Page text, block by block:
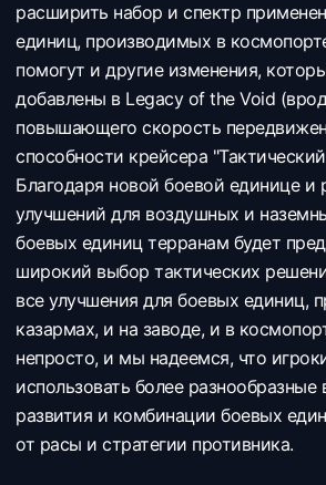
расширить набор и спектр
единиц, производимых в
помогут и другие изменения,
добавлены в Legacy of the Void
повышающего скорость
способности крейсера
Благодаря новой боевой единице и
улучшений для воздушных и
боевых единиц терранам будет
широкий выбор тактических
все улучшения для боевых единиц,
казармах, и на заводе, и в
непросто, и мы надеемся, что
использовать более разнообразные
развития и комбинации боевых
от расы и стратегии противника.